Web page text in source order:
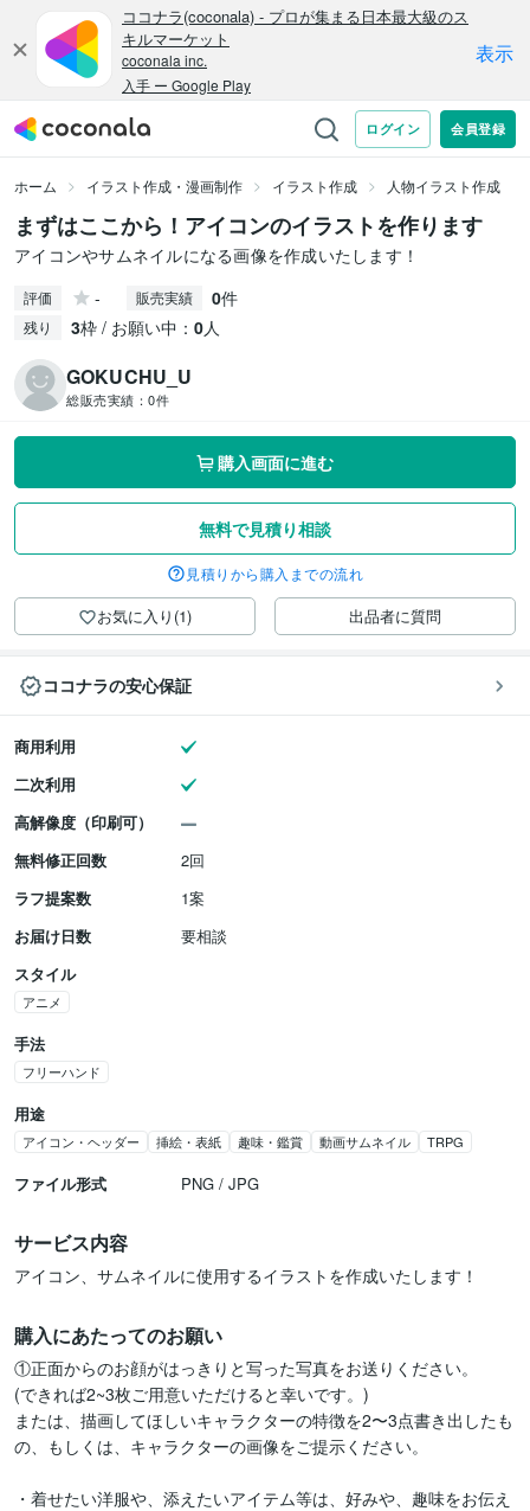
ホーム イラスト作成・漫画制作 イラスト作成 人物イラスト作成
まずはここから！アイコンのイラストを作ります
アイコンやサムネイルになる画像を作成いたします！
評価 - 販売実績 0件
残り 3枠 / お願い中： 0人
GOKUCHU_U
総販売実績： 0件
購入画面に進む
無料で見積り相談
見積りから購入までの流れ
お気に入り(1) 出品者に質問
ココナラの安心保証
商用利用
二次利用
高解像度（印刷可）
無料修正回数
2回
ラフ提案数
1案
お届け日数
要相談
スタイル
アニメ
手法
フリーハンド
用途
アイコン・ヘッダー 挿絵・表紙 趣味・鑑賞 動画サムネイル TRPG
ファイル形式 PNG / JPG
サービス内容
アイコン、サムネイルに使用するイラストを作成いたします！
購入にあたってのお願い
①正面からのお顔がはっきりと写った写真をお送りください。
(できれば2~3枚ご用意いただけると幸いです。)
または、描画してほしいキャラクターの特徴を2〜3点書き出したも
の、もしくは、キャラクターの画像をご提示ください。
・着せたい洋服や、添えたいアイテム等は、好みや、趣味をお伝え